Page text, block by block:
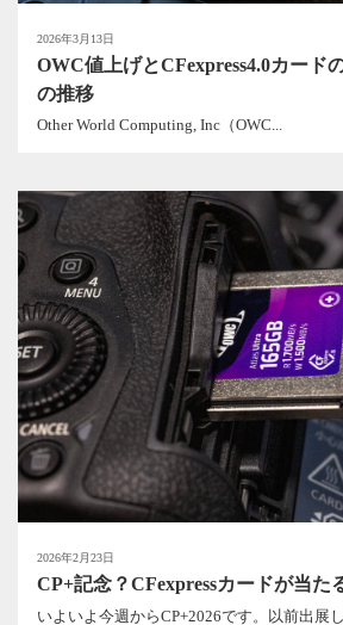
2026年3月13日
OWC値上げとCFexpress4.0カード
の推移
Other World Computing, Inc（OWC...
2026年2月23日
CP+記念？CFexpressカードが当た
いよいよ今週からCP+2026です。以前出展